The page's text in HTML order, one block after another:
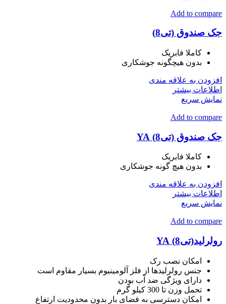
Add to compare
جک صندوق (تی8)
کاملا فابریک
بدون هیچگونه جوشکاری
افزودن به علاقه مندی
اطلاعات بیشتر
نمایش سریع
Add to compare
جک صندوق (تی8) YA
کاملا فابریک
بدون هیچ گونه جوشکاری
افزودن به علاقه مندی
اطلاعات بیشتر
نمایش سریع
Add to compare
رولرلید(تی8) YA
امکان نصب رک
جنس رولرلیدها از فلز آلومینیوم بسیار مقاوم است
دارای ویژگی ضد آب بودن
تحمل وزن تا 300 کیلو گرم
امکان دسترسی به فضای بار بدون محدودیت ارتفاع